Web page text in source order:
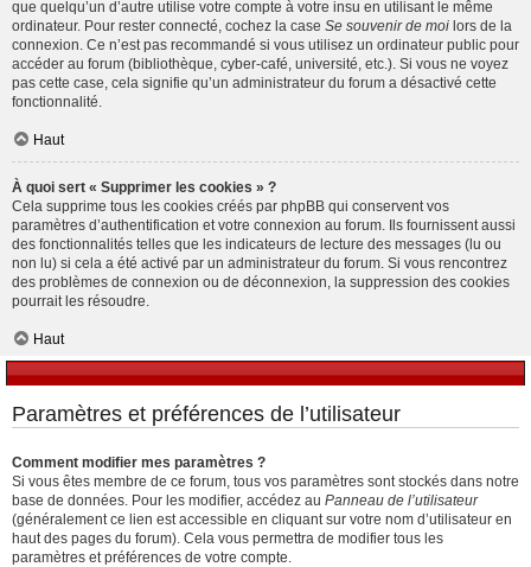
que quelqu’un d’autre utilise votre compte à votre insu en utilisant le même
ordinateur. Pour rester connecté, cochez la case Se souvenir de moi lors de la
connexion. Ce n’est pas recommandé si vous utilisez un ordinateur public pour
accéder au forum (bibliothèque, cyber-café, université, etc.). Si vous ne voyez
pas cette case, cela signifie qu’un administrateur du forum a désactivé cette
fonctionnalité.
Haut
À quoi sert « Supprimer les cookies » ?
Cela supprime tous les cookies créés par phpBB qui conservent vos
paramètres d’authentification et votre connexion au forum. Ils fournissent aussi
des fonctionnalités telles que les indicateurs de lecture des messages (lu ou
non lu) si cela a été activé par un administrateur du forum. Si vous rencontrez
des problèmes de connexion ou de déconnexion, la suppression des cookies
pourrait les résoudre.
Haut
Paramètres et préférences de l’utilisateur
Comment modifier mes paramètres ?
Si vous êtes membre de ce forum, tous vos paramètres sont stockés dans notre
base de données. Pour les modifier, accédez au Panneau de l’utilisateur
(généralement ce lien est accessible en cliquant sur votre nom d’utilisateur en
haut des pages du forum). Cela vous permettra de modifier tous les
paramètres et préférences de votre compte.